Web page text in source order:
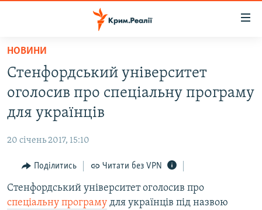
Перейти
основного
матеріалу
до
основної
Перейти
пошуку
НОВИНИ
ВОДА.КРИМ
ВІДЕО ТА ФОТО
БЛОГИ
ПОГЛЯД
ІНТЕРВ'Ю
НОВИНИ
Стенфордський університет
оголосив про спеціальну програму
для українців
20 січень 2017, 15:10
Поділитись Читати без VPN
Стенфордський університет оголосив про
спеціальну програму для українців під назвою